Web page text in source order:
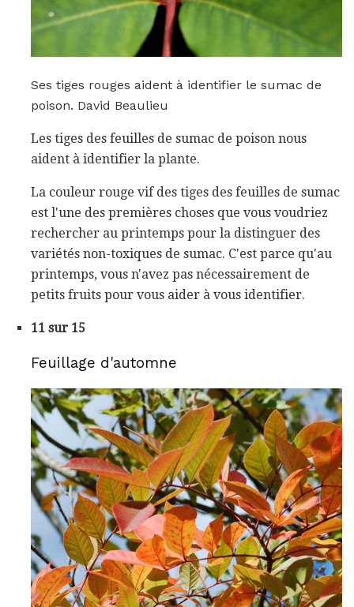
Ses tiges rouges aident à identifier le sumac de
poison. David Beaulieu
Les tiges des feuilles de sumac de poison nous
aident à identifier la plante.
La couleur rouge vif des tiges des feuilles de sumac
est l'une des premières choses que vous voudriez
rechercher au printemps pour la distinguer des
variétés non-toxiques de sumac. C'est parce qu'au
printemps, vous n'avez pas nécessairement de
petits fruits pour vous aider à vous identifier.
11 sur 15
Feuillage d'automne